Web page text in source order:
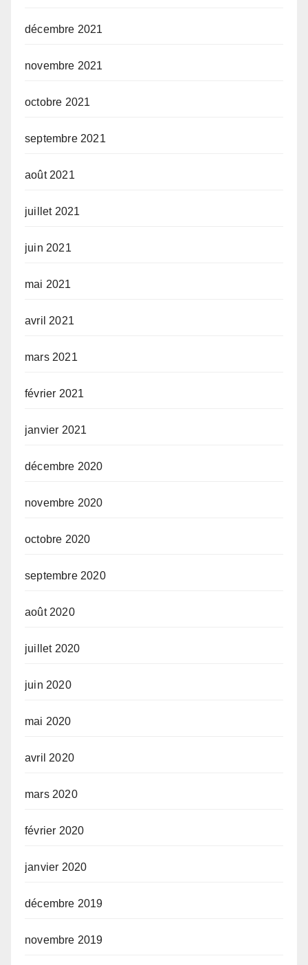
décembre 2021
novembre 2021
octobre 2021
septembre 2021
août 2021
juillet 2021
juin 2021
mai 2021
avril 2021
mars 2021
février 2021
janvier 2021
décembre 2020
novembre 2020
octobre 2020
septembre 2020
août 2020
juillet 2020
juin 2020
mai 2020
avril 2020
mars 2020
février 2020
janvier 2020
décembre 2019
novembre 2019